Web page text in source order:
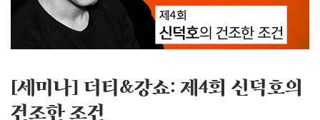
관련 그래픽 작업을 했고 유유, 난다 등의 출판사와 책 작업을
꾸준히 하고 있으며 틈틈이 잡글을 쓰기도 하지요. 2..
[세미나] 더티&강쇼: 제4회 신덕호의
건조한 조건